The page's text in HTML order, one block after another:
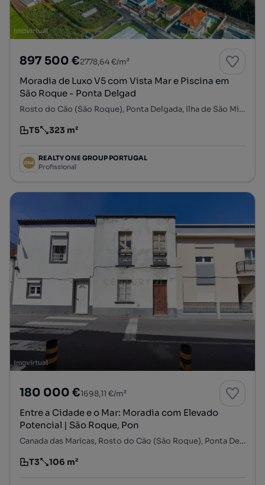
897 500 €2778,64 €/m²
Moradia de Luxo V5 com Vista Mar e Piscina em
São Roque - Ponta Delgad
Rosto do Cão (São Roque), Ponta Delgada, Ilha de São Miguel
Tipologia
T5
Preço por metro quadrado
323 m²
REALTY ONE GROUP PORTUGAL
Profissional
180 000 €1698,11 €/m²
Entre a Cidade e o Mar: Moradia com Elevado
Potencial | São Roque, Pon
Canada das Maricas, Rosto do Cão (São Roque), Ponta Delgada, Ilha de São Miguel
Tipologia
T3
Preço por metro quadrado
106 m²